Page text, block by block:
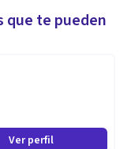
que te pueden
Ver perfil